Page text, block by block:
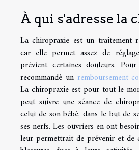
À qui s'adresse la
La chiropraxie est un traitement
car elle permet assez de
prévient certaines douleurs.
recommandé un remboursement
La chiropraxie est pour tout le
peut suivre une séance de
celui de son bébé, dans le but de
ses nerfs. Les ouvriers en ont
leur permettrait de prévenir et de